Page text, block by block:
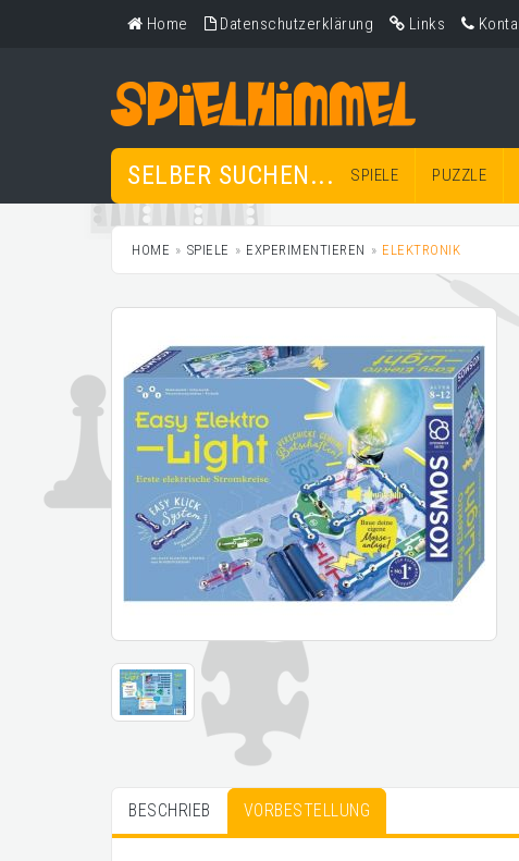
Home Datenschutzerklärung Links
SELBER SUCHEN... SPIELE PUZZLE
HOME SPIELE EXPERIMENTIEREN ELEKTRONIK
BESCHRIEB VORBESTELLUNG